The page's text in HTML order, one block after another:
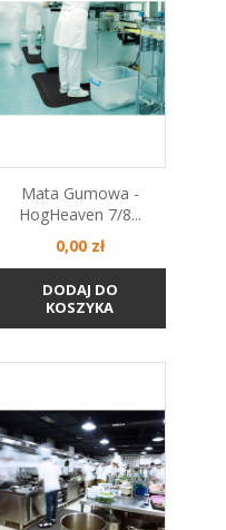
Mata Gumowa -
HogHeaven 7/8...
Cena
0,00 zł
DODAJ DO
KOSZYKA